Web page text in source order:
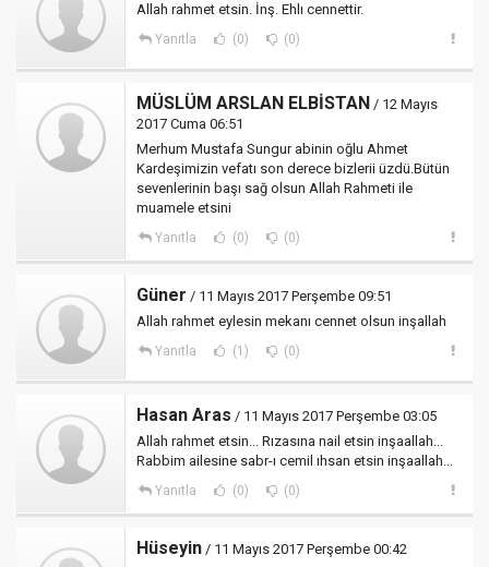
Allah rahmet etsin. İnş. Ehlı cennettir.
Yanıtla (0) (0)
MÜSLÜM ARSLAN ELBİSTAN / 12 Mayıs
2017 Cuma 06:51
Merhum Mustafa Sungur abinin oğlu Ahmet
Kardeşimizin vefatı son derece bizlerii üzdü.Bütün
sevenlerinin başı sağ olsun Allah Rahmeti ile
muamele etsini
Yanıtla (0) (0)
Güner / 11 Mayıs 2017 Perşembe 09:51
Allah rahmet eylesin mekanı cennet olsun inşallah
Yanıtla (1) (0)
Hasan Aras / 11 Mayıs 2017 Perşembe 03:05
Allah rahmet etsin... Rızasına nail etsin inşaallah...
Rabbim ailesine sabr-ı cemil ıhsan etsin inşaallah...
Yanıtla (0) (0)
Hüseyin / 11 Mayıs 2017 Perşembe 00:42